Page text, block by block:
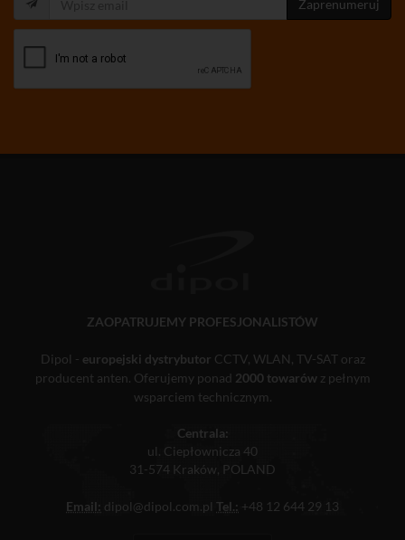
Zaprenumeruj
ZAOPATRUJEMY PROFESJONALISTÓW
Dipol - europejski dystrybutor CCTV, WLAN, TV-SAT oraz
producent anten. Oferujemy ponad 2000 towarówz pełnym
wsparciem technicznym.
Centrala:
ul. Ciepłownicza 40
31-574 Kraków, POLAND
Email: dipol@dipol.com.pl Tel.: +48 12 644 29 13